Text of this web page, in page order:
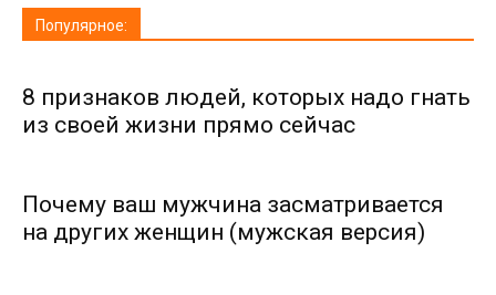
Популярное:
8 признаков людей, которых надо гнать
из своей жизни прямо сейчас
Почему ваш мужчина засматривается
на других женщин (мужская версия)